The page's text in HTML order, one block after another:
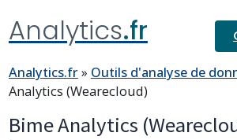
Analytics.fr
Analytics.fr» Outils d'analyse de
Analytics (Wearecloud)
Bime Analytics